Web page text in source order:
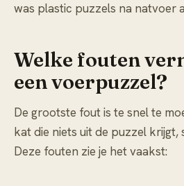
was plastic puzzels na natvoer
Welke fouten
een voerpuzzel?
De grootste fout is te snel te
kat die niets uit de puzzel
Deze fouten zie je het vaakst: